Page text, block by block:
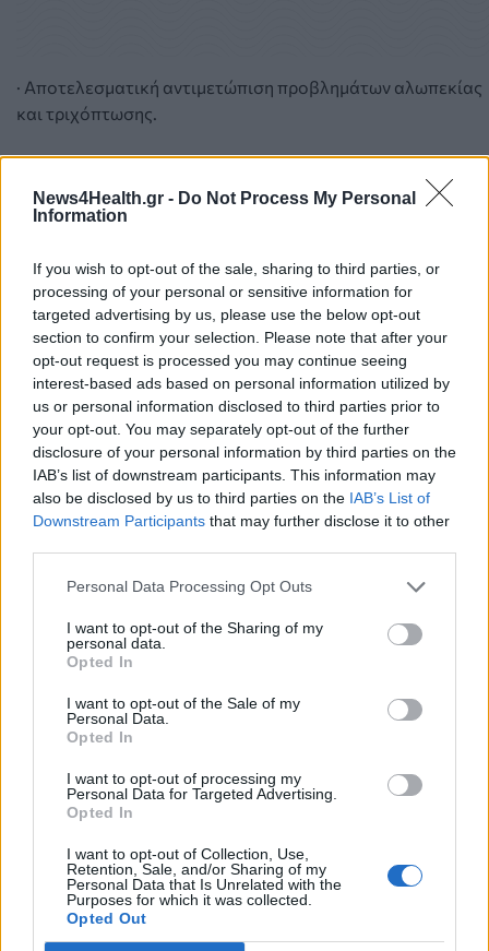
News4Health.gr - Do Not Process My Personal
Information
If you wish to opt-out of the sale, sharing to third parties, or
processing of your personal or sensitive information for
targeted advertising by us, please use the below opt-out
section to confirm your selection. Please note that after your
opt-out request is processed you may continue seeing
interest-based ads based on personal information utilized by
us or personal information disclosed to third parties prior to
your opt-out. You may separately opt-out of the further
disclosure of your personal information by third parties on the
IAB’s list of downstream participants. This information may
also be disclosed by us to third parties on the IAB’s List of
Downstream Participants that may further disclose it to other
Personal Data Processing Opt Outs
I want to opt-out of the Sharing of my
personal data.
Opted In
I want to opt-out of the Sale of my
Personal Data.
Opted In
I want to opt-out of processing my
Personal Data for Targeted Advertising.
Opted In
I want to opt-out of Collection, Use,
Retention, Sale, and/or Sharing of my
Personal Data that Is Unrelated with the
Purposes for which it was collected.
Opted Out
· Αποτελεσματική αντιμετώπιση προβλημάτων αλωπεκίας
και τριχόπτωσης.
· Είναι ασφαλής μέθοδος, διότι χρησιμοποιούνται
· Ο ενεργοποιητής είναι μη τοξικό και υποαλλεργικό υλικό.
· Εφαρμόζεται εύκολα στο ιατρείο και δεν χρειάζεται
χρόνο αποθεραπείας.
Το κόστος της θεραπείας είναι πολύ προσιτό, αν ληφθούν
υπόψιν τα πλεονεκτήματα της μεθόδου και η διάρκεια του
αποτελέσματος. Μια επίσκεψη και συζήτηση με τον
πλαστικό χειρουργό θα σας δώσει απαντήσεις στα